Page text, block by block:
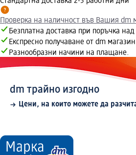
Проверка на наличност във Вашия dm
Безплатна доставка при поръчка
Експресно получаване от dm
Разнообразни начини на плащане.
dm трайно изгодно
Цени, на които можете да